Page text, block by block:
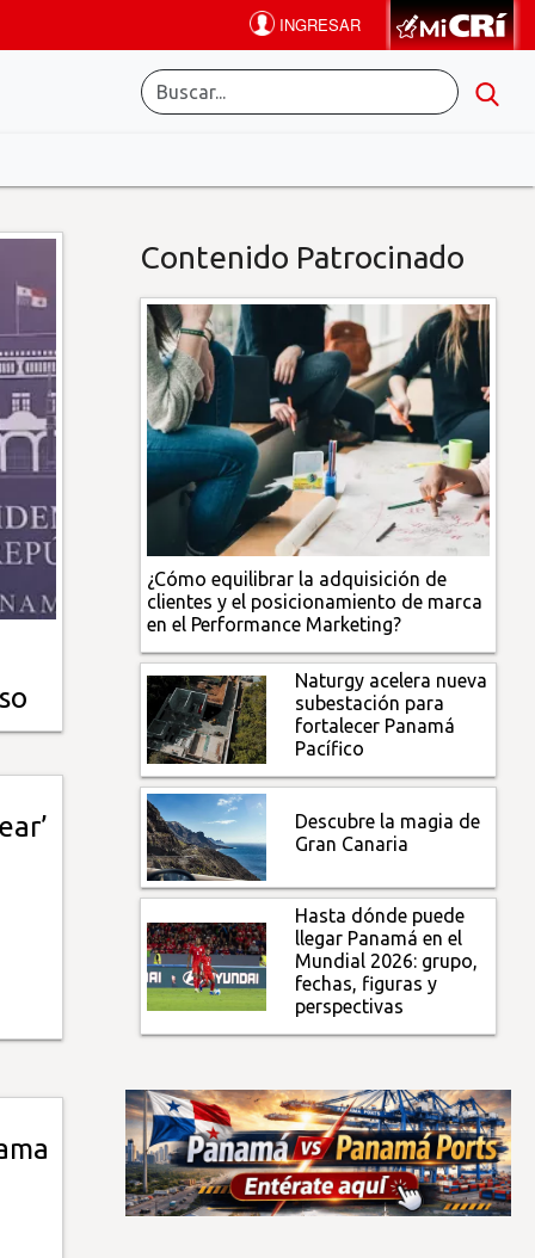
Contenido Patrocinado
¿Cómo equilibrar la adquisición de
clientes y el posicionamiento de marca
en el Performance Marketing?
Naturgy acelera nueva
subestación para
fortalecer Panamá
Pacífico
Descubre la magia de
Gran Canaria
Hasta dónde puede
llegar Panamá en el
Mundial 2026: grupo,
fechas, figuras y
perspectivas